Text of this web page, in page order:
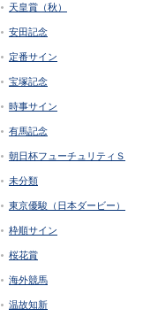
天皇賞（秋）
安田記念
定番サイン
宝塚記念
時事サイン
有馬記念
朝日杯フューチュリティＳ
未分類
東京優駿（日本ダービー）
枠順サイン
桜花賞
海外競馬
温故知新